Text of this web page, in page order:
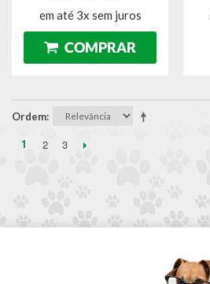
em até 3x sem juros
Ordem
1 2 3